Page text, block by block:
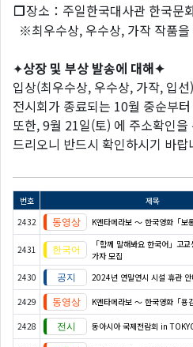
❐장소：주일한국대사관 한국문
※최우수상, 우수상, 가작 작품을
✦상장 및 부상 발송에 대해✦
입상(최우수상, 우수상, 가작, 입
전시회가 종료되는 10월 중순부
또한, 9월 21일(토) 에 주소확인
드리오니 반드시 확인하시기 바랍
번호 제목
2432
K엔타메라보 ～ 한국영화「보
2431
「함께 말해봐요 한국어」고
가자 모집
2430 2024년 연말연시 시설 휴관 안
2429 K엔타메라보 ～ 한국영화「용
2428 동아시아 국제전람회 in